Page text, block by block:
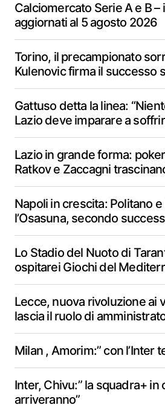
Calciomercato Serie A e B –
aggiornati al 5 agosto 2026
Torino, il precampionato
Kulenovic firma il successo
Gattuso detta la linea:
Lazio deve imparare a
Lazio in grande forma:
Ratkov e Zaccagni
Napoli in crescita: Politano
l’Osasuna, secondo
Lo Stadio del Nuoto di
ospitarei Giochi del
Lecce, nuova rivoluzione ai
lascia il ruolo di
Milan , Amorim:” con l’Inter
Inter, Chivu:” la squadra+ in
arriveranno”